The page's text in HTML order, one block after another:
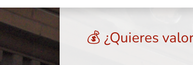
💰 ¿Quieres